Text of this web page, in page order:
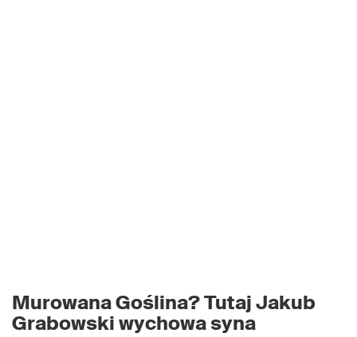
Murowana Goślina? Tutaj Jakub
Grabowski wychowa syna